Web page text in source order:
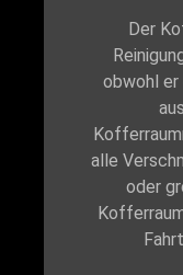
Der
obwohl
alle
oder